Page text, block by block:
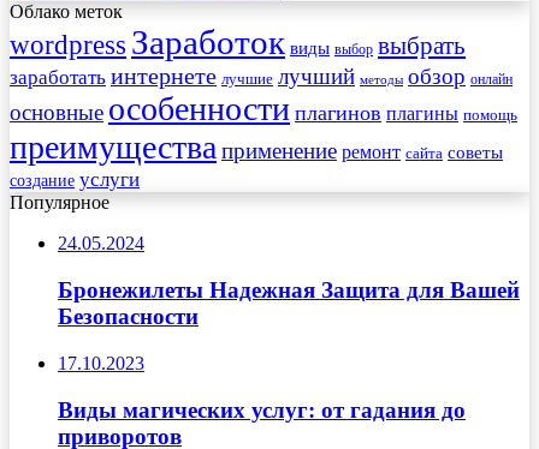
Облако меток
wordpress Заработок виды выбор выбрать
заработать интернете лучшие лучший методы обзор онлайн
основные особенности плагинов плагины помощь
преимущества применение ремонт сайта советы
создание услуги
Популярное
24.05.2024
Бронежилеты Надежная Защита для Вашей
Безопасности
17.10.2023
Виды магических услуг: от гадания до
приворотов